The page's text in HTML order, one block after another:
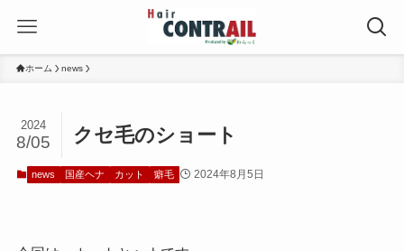
ホーム news
クセ毛のショート
2024
8/05
news 国産ヘナ カット 癖毛 2024年8月5日